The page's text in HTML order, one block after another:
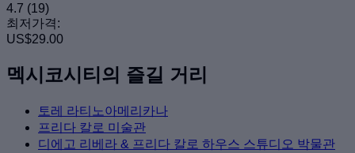
4.7 (19)
최저가격:
US$29.00
멕시코시티의 즐길 거리
토레 라티노아메리카나
프리다 칼로 미술관
디에고 리베라 & 프리다 칼로 하우스 스튜디오 박물관